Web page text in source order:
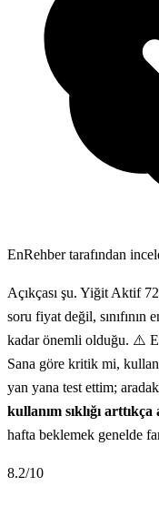
EnRehber tarafından
Açıkçası şu. Yiğit Aktif
soru fiyat değil,
kadar önemli olduğu. ⚠️
Sana göre kritik mi,
yan yana test ettim;
kullanım sıklığı arttıkça
hafta beklemek genelde
8.2/10